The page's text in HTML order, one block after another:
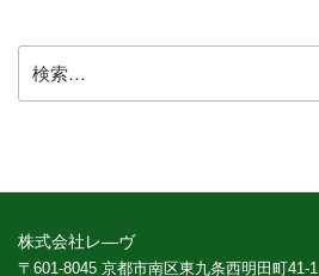
株式会社レ―ヴ
〒601-8045 京都市南区東九条西明田町41-1